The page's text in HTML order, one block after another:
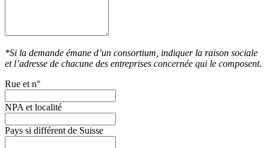
*Si la demande émane d’un consortium, indiquer la raison sociale
et l’adresse de chacune des entreprises concernée qui le composent.
Rue et n°
NPA et localité
Pays si différent de Suisse